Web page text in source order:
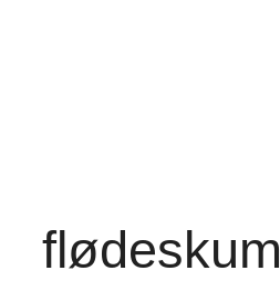
flødeskum